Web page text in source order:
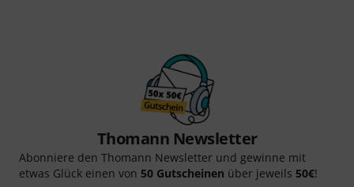
Thomann Newsletter
Abonniere den Thomann Newsletter und gewinne mit
etwas Glück einen von 50 Gutscheinen über jeweils 50€!